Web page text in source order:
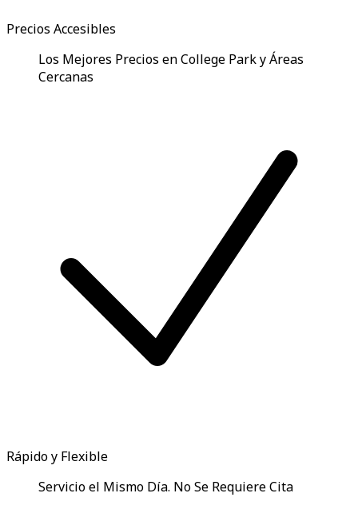
Precios Accesibles
Los Mejores Precios en College Park y Áreas
Cercanas
Rápido y Flexible
Servicio el Mismo Día. No Se Requiere Cita